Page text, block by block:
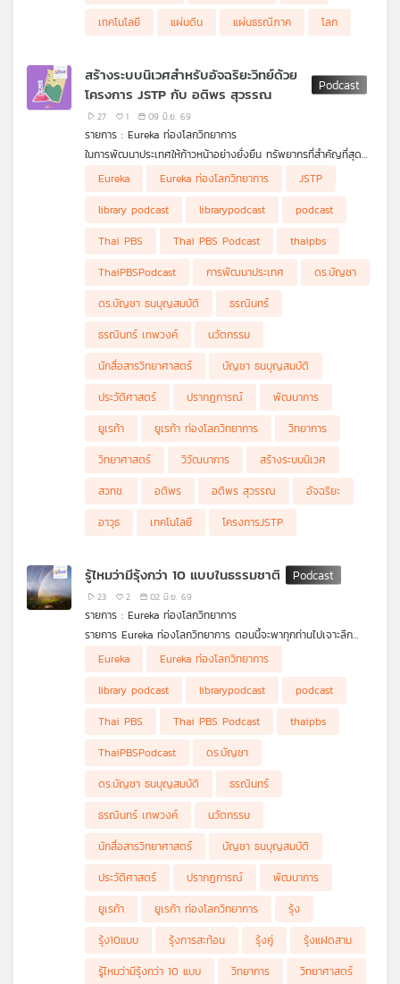
เทคโนโลยี
แผ่นดิน แผ่นธรณีภาค โลก
สร้างระบบนิเวศสำหรับอัจฉริยะวิทย์ด้วย
โครงการ JSTP กับ อติพร สุวรรณ
27 1 09 มิ.ย. 69
รายการ : Eureka ท่องโลกวิทยาการ
ในการพัฒนาประเทศให้ก้าวหน้าอย่างยั่งยืน ทรัพยากรที่สำคัญที่สุด
คือ “คนที่มีคุณภาพ” การลงทุนในจุดต้นน้ำของระบบวิทยาศาสตร์
ด้วยการบ่มเพาะเยาวชนที่มีศักยภาพ จึงเป็นภารกิจสำคัญระดับชาติ
รายการ Eureka ท่องโลกวิทยาการในครั้งนี้ จะพาทุกท่านไปทำความ
รู้จัก คุณอติพร สุวรรณ ผู้เป็นกำลังสำคัญเบื้องหลังการพัฒนา
เยาวชนไทยมาอย่างยาวนาน ผ่านโครงการ JSTP หรือ Junior
Science Talent Project ของสำนักงานพัฒนาวิทยาศาสตร์และ
เทคโนโลยีแห่งชาติ (สวทช.) ซึ่งริเริ่มโดยผู้ใหญ่ในวงการวิทยาศาสตร์
ดร. คุณหญิงสุมณฑา พรหมบุญ, ดร.กฤษณพงศ์ กีรติกร และ
ศาสตราจารย์ ดร.ยอดหทัย เทพธรานนท์ มาร่วมเรียนรู้และภาคภูมิใน
ผลผลิตและผลงานของการพัฒนาคนทางด้านวิทยาศาสตร์และ
Eureka Eureka ท่องโลกวิทยาการ
JSTP
library podcast
librarypodcast
podcast
Thai PBS
Thai PBS Podcast
thaipbs
ThaiPBSPodcast
การพัฒนาประเทศ
ดร.บัญชา
ดร.บัญชา ธนบุญสมบัติ
ธรณินทร์
ธรณินทร์ เทพวงค์
นวัตกรรม
นักสื่อสารวิทยาศาสตร์
บัญชา ธนบุญสมบัติ
ประวัติศาสตร์
ปรากฏการณ์
พัฒนาการ
ยูเรก้า
ยูเรก้า ท่องโลกวิทยาการ
วิทยาการ
วิทยาศาสตร์
วิวัฒนาการ
สร้างระบบนิเวศ
สวทช.
อติพร อติพร สุวรรณ
อัจฉริยะ
อาวุธ
เทคโนโลยี โครงการJSTP
รู้ไหมว่ามีรุ้งกว่า 10 แบบในธรรมชาติ
23 2 02 มิ.ย. 69
รายการ : Eureka ท่องโลกวิทยาการ
รายการ Eureka ท่องโลกวิทยาการ ตอนนี้จะพาทุกท่านไปเจาะลึก
ปรากฏการณ์ทางธรรมชาติที่ทุกคนคุ้นเคยกันดี แต่อาจยังไม่เคย
สัมผัสในแง่มุมที่ลึกซึ้งมาก่อน นั่นคือ "รุ้งในธรรมชาติ" ดร.บัญชา ธน
บุญสมบัติ จะมาเล่าเรื่องรุ้งแบบต่างๆ กว่า 10 แบบในธรรมชาติ เช่น
รุ้งคู่ (Double Rainbow)
รุ้งแฝดสอง (Twinned Rainbow)
รุ้งแฝดสาม (Triple-split Rainbow)
รุ้งการสะท้อน (Reflection Rainbow)
รุ้งซูเปอร์นิวเมอเรรี (Supernumerary Rainbow)
รุ้งเมฆ (Cloudbow) และรุ้งหมอก (Fogbow)
รุ้งจันทรา (Moonbow)
รุ้งเต็มวง (Full-circle Rainbow)
รุ้งสเปรย์ทะเล (Sea Spray Bow)
แสงที่ดูคล้ายรุ้ง แต่ไม่ใช่รุ้ง เช่น การทรงกลด (Halo) บางรูปแบบ
ได้ว่าปรากฏการณ์ที่เห็นคือรุ้งหรือไม่ ถ้าใช่เป็นรุ้งแบบไหน และถ้าไม่ใช่
และปรากฏการณ์ธรรมชาติรอบตัวได้อย่างเชี่ยวชาญยิ่งขึ้น
Eureka
Eureka ท่องโลกวิทยาการ
library podcast
librarypodcast
podcast
Thai PBS
Thai PBS Podcast
thaipbs
ThaiPBSPodcast
ดร.บัญชา
ดร.บัญชา ธนบุญสมบัติ
ธรณินทร์
ธรณินทร์ เทพวงค์
นวัตกรรม
นักสื่อสารวิทยาศาสตร์
บัญชา ธนบุญสมบัติ
ประวัติศาสตร์
ปรากฏการณ์
พัฒนาการ
ยูเรก้า
ยูเรก้า ท่องโลกวิทยาการ
รุ้ง
รุ้ง10แบบ
รุ้งการสะท้อน รุ้งคู่
รุ้งแฝดสาม
รู้ไหมว่ามีรุ้งกว่า 10 แบบ
วิทยาการ วิทยาศาสตร์